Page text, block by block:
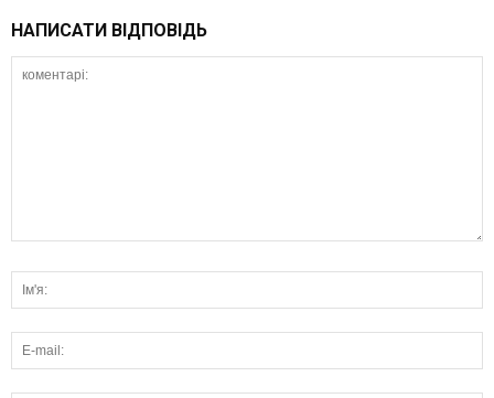
НАПИСАТИ ВІДПОВІДЬ